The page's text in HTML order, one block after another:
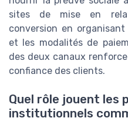
sites de mise en
conversion en
et les modalités de
des deux canaux
confiance des clients.
Quel rôle jouent les
institutionnels